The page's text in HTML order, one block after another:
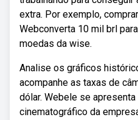
extra. Por exemplo,
Webconverta 10 mil brl
moedas da wise.
Analise os gráficos
acompanhe as taxas de
dólar. Webele se
cinematográfico da